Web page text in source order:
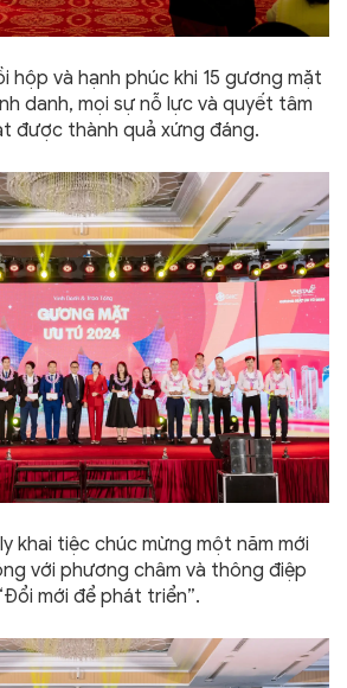
hộp và hạnh phúc khi 15 gương mặt
danh, mọi sự nỗ lực và quyết tâm
được thành quả xứng đáng.
khai tiệc chúc mừng một năm mới
với phương châm và thông điệp
mới để phát triển”.